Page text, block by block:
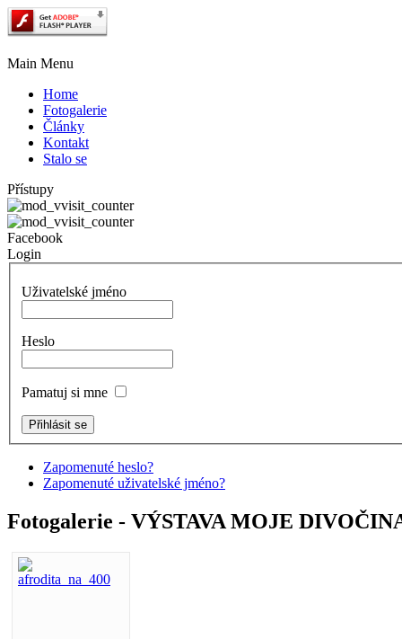
Main Menu
Home
Fotogalerie
Články
Kontakt
Stalo se
Přístupy
Facebook
Login
Uživatelské jméno
Heslo
Pamatuj si mne
Zapomenuté heslo?
Zapomenuté uživatelské jméno?
Fotogalerie - VÝSTAVA MOJE